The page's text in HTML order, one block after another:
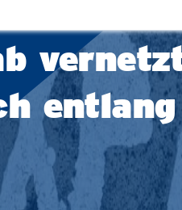
Angewandte
Applied Data
Digital
Financial
General
HR-
Mensa
Studentische
Vereinigungen
Student Life
Wohnheim
Standort Elmshorn
Standort Hamburg
Karriere